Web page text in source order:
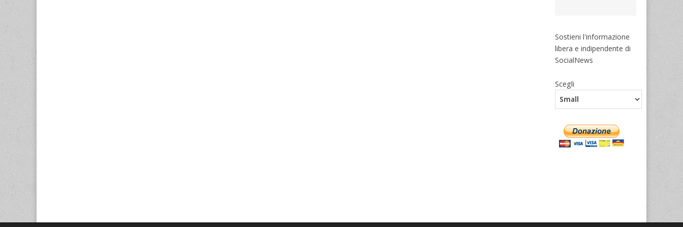
Sostieni l'informazione
libera e indipendente di
SocialNews
Scegli